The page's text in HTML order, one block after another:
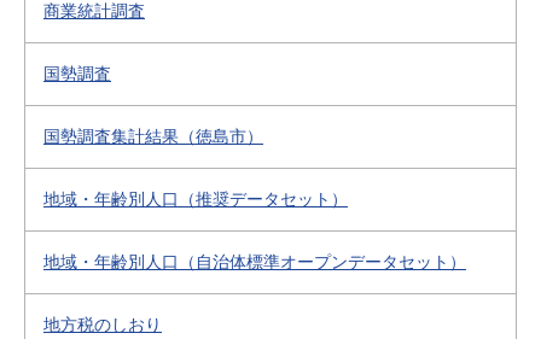
商業統計調査
国勢調査
国勢調査集計結果（徳島市）
地域・年齢別人口（推奨データセット）
地域・年齢別人口（自治体標準オープンデータセット）
地方税のしおり